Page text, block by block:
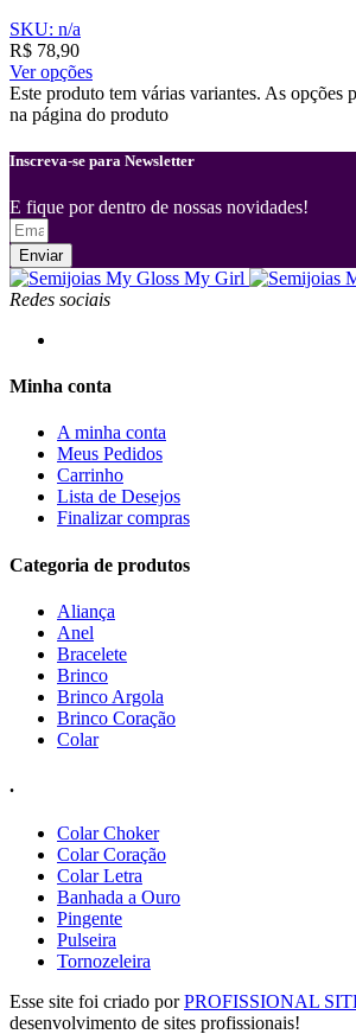
SKU: n/a
R$ 78,90
Ver opções
Este produto tem várias variantes. As opções
na página do produto
Inscreva-se para Newsletter
E fique por dentro de nossas novidades!
Enviar
Redes sociais
Minha conta
A minha conta
Meus Pedidos
Carrinho
Lista de Desejos
Finalizar compras
Categoria de produtos
Aliança
Anel
Bracelete
Brinco
Brinco Argola
Brinco Coração
Colar
.
Colar Choker
Colar Coração
Colar Letra
Banhada a Ouro
Pingente
Pulseira
Tornozeleira
Esse site foi criado porPROFISSIONAL
desenvolvimento de sites profissionais!